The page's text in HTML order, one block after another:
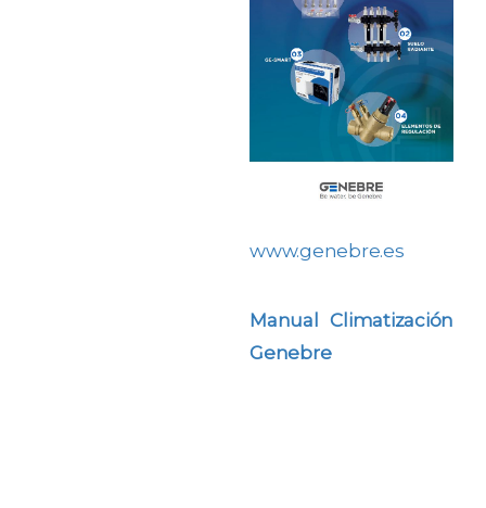
www.genebre.es
Manual Climatización
Genebre